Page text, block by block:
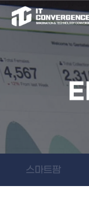
스마트팜